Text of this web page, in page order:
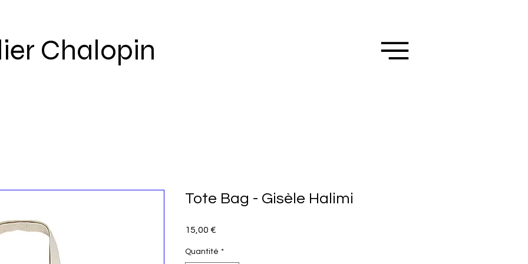
Chalopin
Tote Bag - Gisèle Halimi
15,00 €
Quantité *